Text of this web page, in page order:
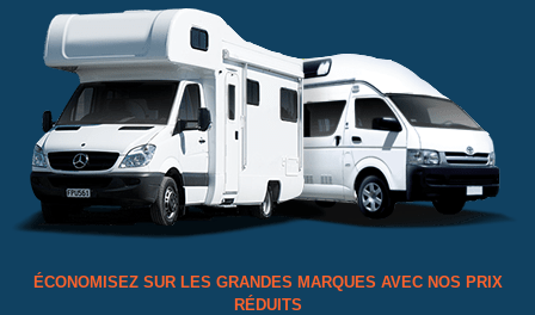
ÉCONOMISEZ SUR LES GRANDES MARQUES AVEC NOS PRIX
RÉDUITS